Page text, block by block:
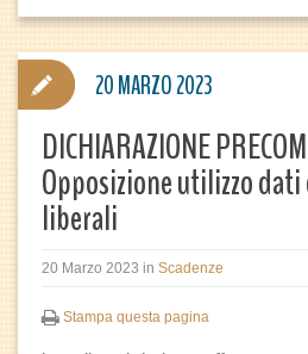
DICHIARAZIONE
Opposizione utilizzo
liberali
20 Marzo 2023 in Scadenze
Stampa questa pagina
20 MARZO 2023